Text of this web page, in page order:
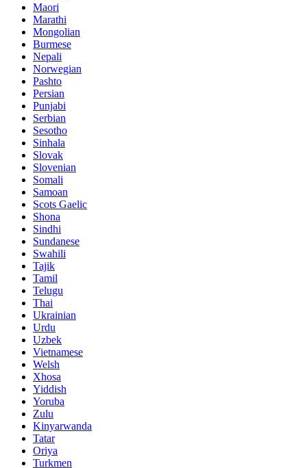
Maori
Marathi
Mongolian
Burmese
Nepali
Norwegian
Pashto
Persian
Punjabi
Serbian
Sesotho
Sinhala
Slovak
Slovenian
Somali
Samoan
Scots Gaelic
Shona
Sindhi
Sundanese
Swahili
Tajik
Tamil
Telugu
Thai
Ukrainian
Urdu
Uzbek
Vietnamese
Welsh
Xhosa
Yiddish
Yoruba
Zulu
Kinyarwanda
Tatar
Oriya
Turkmen